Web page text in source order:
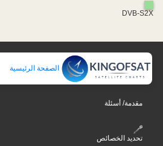
DVB-S2X
الصفحة الرئيسية
مقدمة/ أسئلة
تحديد الخصائص